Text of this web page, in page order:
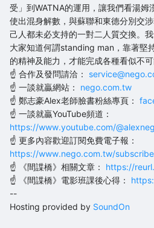
受」到WATNA的運用，讓我們看湯姆
使出混身解數，與蘇聯和東德分別交
己人都未必支持的一對二人質交換。
大家知道何謂standing man，靠著堅
的精神及能力，才能完成各種看似不可
☝️ 合作及發問請洽：
☝️ 一談就贏網站： nego.com.tw
☝️ 鄭志豪Alex老師臉書粉絲專頁：
☝️ 一談就贏YouTube頻道：
https://www.youtube.com/
☝ 更多內容歡迎訂閱免費電子報：
https://www.nego.com.tw/subscribe
☝ 《間諜橋》相關文章： https://
☝ 《間諜橋》電影班課後心得：
--
Hosting provided by SoundOn